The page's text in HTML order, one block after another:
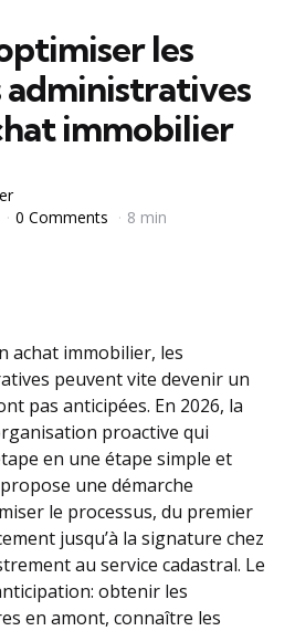
les
administratives
immobilier
0 Comments 8 min
achat immobilier, les
peuvent vite devenir un
pas anticipées. En 2026, la
proactive qui
en une étape simple et
une démarche
le processus, du premier
jusqu’à la signature chez
au service cadastral. Le
obtenir les
en amont, connaître les